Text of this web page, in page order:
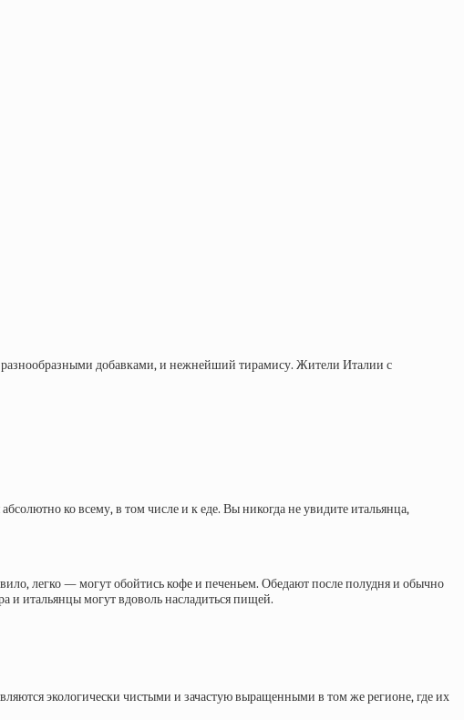
разнообразными добавками, и нежнейший тирамису. Жители Италии с
ко всему, в том числе и к еде. Вы никогда не увидите итальянца,
легко — могут обойтись кофе и печеньем. Обедают после полудня и обычно
и итальянцы могут вдоволь насладиться пищей.
экологически чистыми и зачастую выращенными в том же регионе, где их